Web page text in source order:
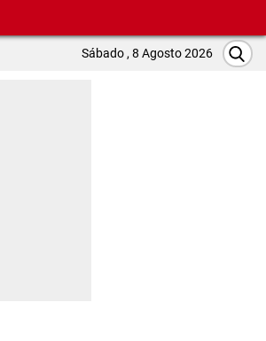
Sábado , 8 Agosto 2026